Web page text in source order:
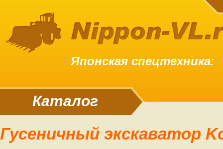
Японская спецтехника:
Каталог
Гусеничный экскаватор